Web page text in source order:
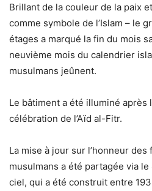
Brillant de la couleur de la paix
comme symbole de l’Islam – le
étages a marqué la fin du mois
neuvième mois du calendrier
musulmans jeûnent.
Le bâtiment a été illuminé après
célébration de l’Aïd al-Fitr.
La mise à jour sur l’honneur
musulmans a été partagée via
ciel, qui a été construit entre